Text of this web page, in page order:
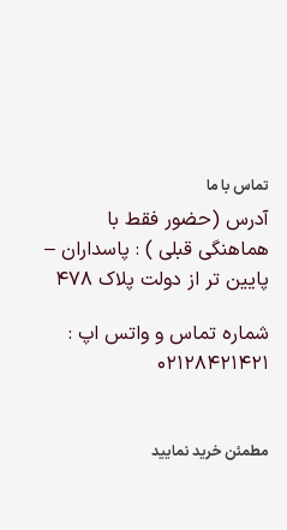
تماس با ما
آدرس (حضور فقط با
هماهنگی قبلی ) : پاسداران –
پایین تر از دولت پلاک ۴۷۸
شماره تماس و واتس اپ :
02128421421
مطمئن خرید نمایید